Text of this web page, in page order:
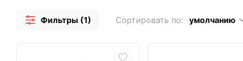
Фильтры (1) Сортировать по: умолчанию